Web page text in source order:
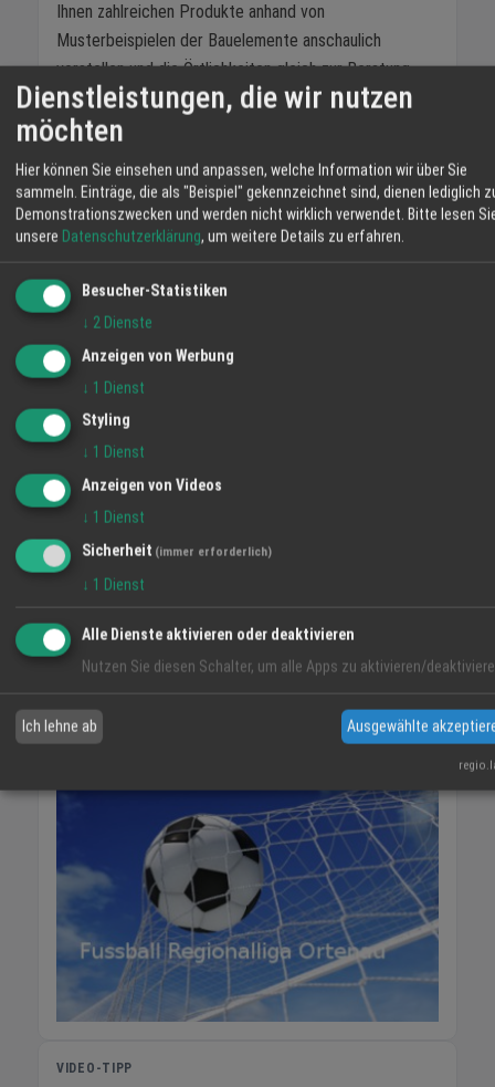
Ihnen zahlreichen Produkte anhand von
Musterbeispielen der Bauelemente anschaulich
vorstellen und die Örtlichkeiten gleich zur Beratung
einschätzen.
Ganz im Geiste von Henry Ford: “Ich prüfe jedes
Angebot. Es könnte das Angebot meines Lebens sein”,
sollte, wer baut oder renoviert, ob privat, gewerblich
oder Planungsbüro bei der Baumann Bauelemente
GmbH ein Angebot einholen - es lohnt.
TEILEN
WETTER LAHR
33 °C
Mäßig Bewölkt
SO
37° / 21°
MO DI
32° / 19°
VIDEO-TIPP
Dienstleistungen, die wir nutzen
möchten
Hier können Sie einsehen und anpassen, welche Information wir über Sie
sammeln. Einträge, die als "Beispiel" gekennzeichnet sind, dienen lediglich
Demonstrationszwecken und werden nicht wirklich verwendet. Bitte lesen
unsere Datenschutzerklärung, um weitere Details zu erfahren.
Besucher-Statistiken
↓ 2 Dienste
Anzeigen von Werbung
↓ 1 Dienst
Styling
↓ 1 Dienst
Anzeigen von Videos
↓ 1 Dienst
Sicherheit (immer erforderlich)
↓ 1 Dienst
Alle Dienste aktivieren oder deaktivieren
Nutzen Sie diesen Schalter, um alle Apps zu aktivieren/
Ich lehne ab Ausgewählte